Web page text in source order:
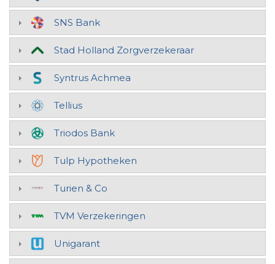
SNS Bank
Stad Holland Zorgverzekeraar
Syntrus Achmea
Tellius
Triodos Bank
Tulp Hypotheken
Turien & Co
TVM Verzekeringen
Unigarant